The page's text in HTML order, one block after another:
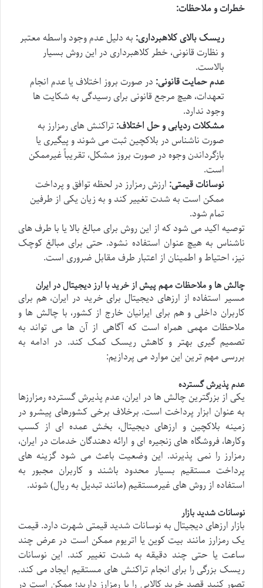
خطرات و ملاحظات:
ریسک بالای کلاهبرداری: به دلیل عدم وجود واسطه معتبر
و نظارت قانونی، خطر کلاهبرداری در این روش بسیار
بالاست.
عدم حمایت قانونی: در صورت بروز اختلاف یا عدم انجام
تعهدات، هیچ مرجع قانونی برای رسیدگی به شکایت ها
وجود ندارد.
مشکلات ردیابی و حل اختلاف:تراکنش های رمزارز به
صورت ناشناس در بلاکچین ثبت می شوند و پیگیری یا
بازگرداندن وجوه در صورت بروز مشکل، تقریباً غیرممکن
است.
نوسانات قیمتی: ارزش رمزارز در لحظه توافق و پرداخت
ممکن است به شدت تغییر کند و به زیان یکی از طرفین
تمام شود.
توصیه اکید می شود که از این روش برای مبالغ بالا یا با طرف های
ناشناس به هیچ عنوان استفاده نشود. حتی برای مبالغ کوچک
نیز، احتیاط و اطمینان از اعتبار طرف مقابل ضروری است.
چالش ها و ملاحظات مهم پیش از خرید با ارز دیجیتال در ایران
مسیر استفاده از ارزهای دیجیتال برای خرید در ایران، هم برای
کاربران داخلی و هم برای ایرانیان خارج از کشور، با چالش ها و
ملاحظات مهمی همراه است که آگاهی از آن ها می تواند به
تصمیم گیری بهتر و کاهش ریسک کمک کند. در ادامه به
بررسی مهم ترین این موارد می پردازیم:
عدم پذیرش گسترده
یکی از بزرگترین چالش ها در ایران، عدم پذیرش گسترده رمزارزها
به عنوان ابزار پرداخت است. برخلاف برخی کشورهای پیشرو در
زمینه بلاکچین و ارزهای دیجیتال، بخش عمده ای از کسب
وکارها، فروشگاه های زنجیره ای و ارائه دهندگان خدمات در ایران،
رمزارز را نمی پذیرند. این وضعیت باعث می شود گزینه های
پرداخت مستقیم بسیار محدود باشند و کاربران مجبور به
استفاده از روش های غیرمستقیم (مانند تبدیل به ریال) شوند.
نوسانات شدید بازار
بازار ارزهای دیجیتال به نوسانات شدید قیمتی شهرت دارد. قیمت
یک رمزارز مانند بیت کوین یا اتریوم ممکن است در عرض چند
ساعت یا حتی چند دقیقه به شدت تغییر کند. این نوسانات
ریسک بزرگی را برای انجام تراکنش های مستقیم ایجاد می کند.
تصور کنید قصد خرید کالایی را با رمزارز دارید؛ ممکن است در